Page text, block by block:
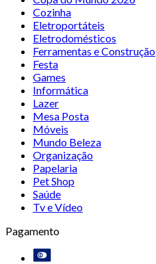
Cozinha
Eletroportáteis
Eletrodomésticos
Ferramentas e Construção
Festa
Games
Informática
Lazer
Mesa Posta
Móveis
Mundo Beleza
Organização
Papelaria
Pet Shop
Saúde
Tv e Vídeo
Pagamento